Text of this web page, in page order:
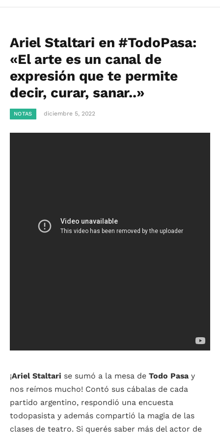
Ariel Staltari en #TodoPasa:
«El arte es un canal de
expresión que te permite
decir, curar, sanar..»
NOTAS diciembre 5, 2022
¡Ariel Staltari se sumó a la mesa de Todo Pasa y
nos reímos mucho! Contó sus cábalas de cada
partido argentino, respondió una encuesta
todopasista y además compartió la magia de las
clases de teatro. Si querés saber más del actor de